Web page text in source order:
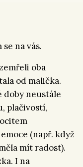
na vás.
oba
od malička.
doby neustále
plačivostí,
(např. když
mít radost).
I na